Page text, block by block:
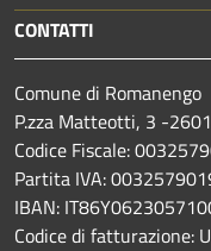
CONTATTI
Comune di Romanengo
P.zza Matteotti, 3 -
Codice Fiscale:
Partita IVA:
IBAN:
Codice di fatturazione: